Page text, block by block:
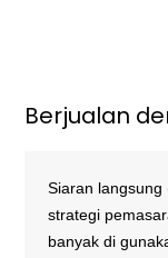
Berjualan
Siaran langsung
strategi
banyak di